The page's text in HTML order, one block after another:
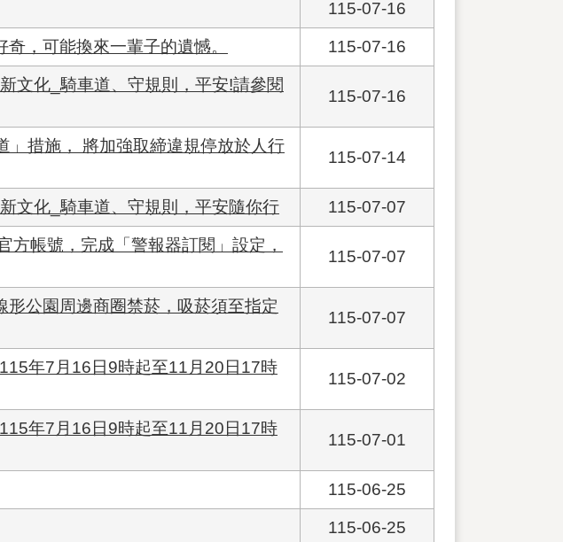
115-07-16
，可能換來一輩子的遺憾。 115-07-16
文化_騎車道、守規則，平安!請參閱
115-07-16
」措施， 將加強取締違規停放於人行
115-07-14
文化_騎車道、守規則，平安隨你行 115-07-07
帳號，完成「警報器訂閱」設定，
115-07-07
公園周邊商圈禁菸，吸菸須至指定
115-07-07
年7月16日9時起至11月20日17時
115-07-02
年7月16日9時起至11月20日17時
115-07-01
115-06-25
115-06-25